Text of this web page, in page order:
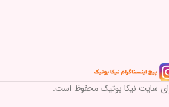
سایت نیکا بوتیک محفوظ است.